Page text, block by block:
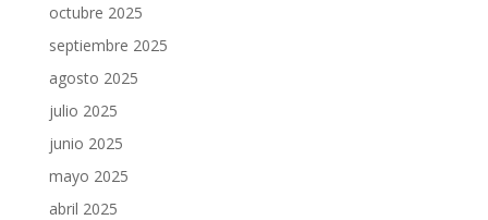
octubre 2025
septiembre 2025
agosto 2025
julio 2025
junio 2025
mayo 2025
abril 2025